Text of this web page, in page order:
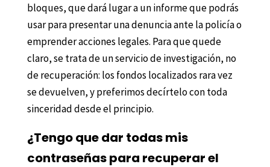
bloques, que dará lugar a un informe que podrás
usar para presentar una denuncia ante la policía o
emprender acciones legales. Para que quede
claro, se trata de un servicio de investigación, no
de recuperación: los fondos localizados rara vez
se devuelven, y preferimos decírtelo con toda
sinceridad desde el principio.
¿Tengo que dar todas mis
contraseñas para recuperar el